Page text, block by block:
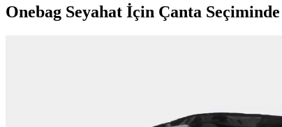
Onebag Seyahat İçin Çanta